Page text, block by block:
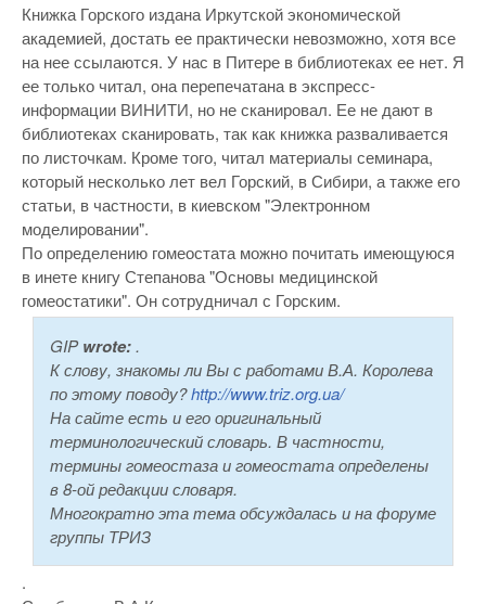
Книжка Горского издана Иркутской экономической
академией, достать ее практически невозможно, хотя все
на нее ссылаются. У нас в Питере в библиотеках ее нет. Я
ее только читал, она перепечатана в экспресс-
информации ВИНИТИ, но не сканировал. Ее не дают в
библиотеках сканировать, так как книжка разваливается
по листочкам. Кроме того, читал материалы семинара,
который несколько лет вел Горский, в Сибири, а также его
статьи, в частности, в киевском "Электронном
моделировании".
По определению гомеостата можно почитать имеющуюся
в инете книгу Степанова "Основы медицинской
гомеостатики". Он сотрудничал с Горским.
GIPwrote: .
К слову, знакомы ли Вы с работами В.А. Королева
по этому поводу?http://www.triz.org.ua/
На сайте есть и его оригинальный
терминологический словарь. В частности,
термины гомеостаза и гомеостата определены
в 8-ой редакции словаря.
Многократно эта тема обсуждалась и на форуме
группы ТРИЗ
.